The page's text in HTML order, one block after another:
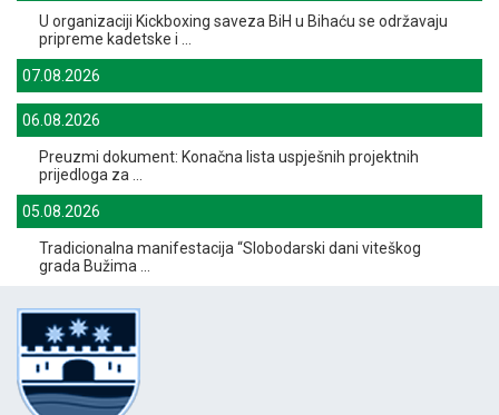
U organizaciji Kickboxing saveza BiH u Bihaću se održavaju
pripreme kadetske i ...
07.08.2026
06.08.2026
Preuzmi dokument: Konačna lista uspješnih projektnih
prijedloga za ...
05.08.2026
Tradicionalna manifestacija “Slobodarski dani viteškog
grada Bužima ...